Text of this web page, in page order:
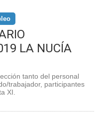
LA NUCÍA
tanto del personal
trabajador, participantes
XI.